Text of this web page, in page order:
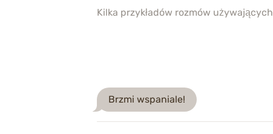
Kilka przykładów rozmów używających
Brzmi wspaniale!